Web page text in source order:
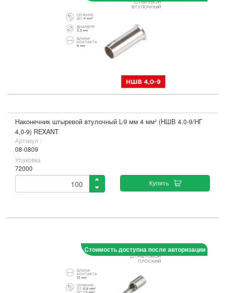
Наконечник штыревой втулочный L-9 мм 4 мм² (НШВ 4.0-9/НГ
4,0-9) REXANT
Артикул :
08-0809
Упаковка
72000
Купить
Стоимость доступна после авторизации